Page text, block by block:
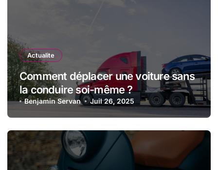
Actualite
Comment déplacer une voiture sans
la conduire soi-même ?
Benjamin Servan Juil 26, 2025